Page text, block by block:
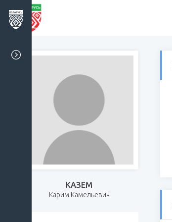
КАЗЕМ
Карим Камельевич